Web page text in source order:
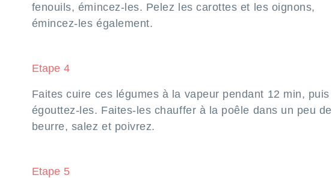
fenouils, émincez-les. Pelez les carottes et les oignons,
émincez-les également.
Etape 4
Faites cuire ces légumes à la vapeur pendant 12 min, puis
égouttez-les. Faites-les chauffer à la poêle dans un peu de
beurre, salez et poivrez.
Etape 5